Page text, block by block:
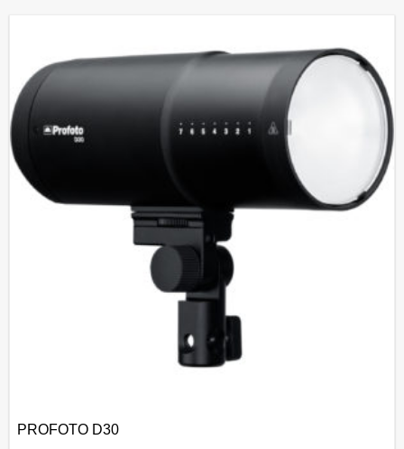
PROFOTO D30